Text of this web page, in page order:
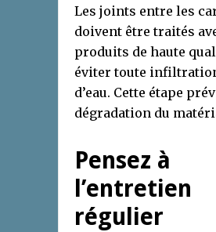
Les joints entre les
doivent être traités
produits de haute
éviter toute
d’eau. Cette étape
dégradation du
Pensez à
l’entretien
régulier